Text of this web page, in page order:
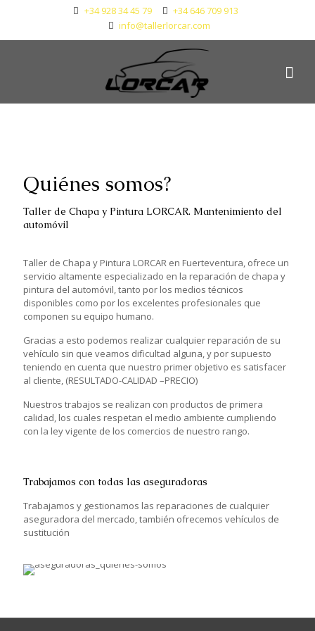
+34 928 34 45 79
+34 646 709 913
info@tallerlorcar.com
Quiénes somos?
Taller de Chapa y Pintura LORCAR. Mantenimiento del
automóvil
Taller de Chapa y Pintura LORCAR en Fuerteventura, ofrece un
servicio altamente especializado en la reparación de chapa y
pintura del automóvil, tanto por los medios técnicos
disponibles como por los excelentes profesionales que
componen su equipo humano.
Gracias a esto podemos realizar cualquier reparación de su
vehículo sin que veamos dificultad alguna, y por supuesto
teniendo en cuenta que nuestro primer objetivo es satisfacer
al cliente, (RESULTADO-CALIDAD –PRECIO)
Nuestros trabajos se realizan con productos de primera
calidad, los cuales respetan el medio ambiente cumpliendo
con la ley vigente de los comercios de nuestro rango.
Trabajamos con todas las aseguradoras
Trabajamos y gestionamos las reparaciones de cualquier
aseguradora del mercado, también ofrecemos vehículos de
sustitución